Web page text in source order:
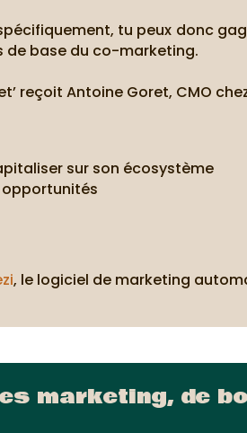
tu peux donc
de base du co-marketing.
reçoit Antoine Goret, CMO
sur son écosystème
, le logiciel de marketing
marketing, de